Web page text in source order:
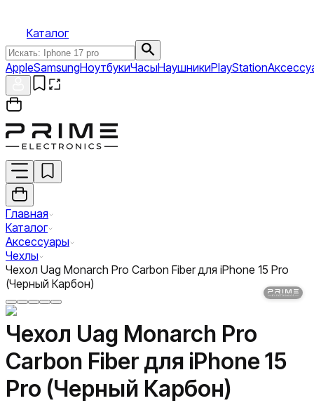
Каталог
AppleSamsungНоутбукиЧасыНаушникиPlayStation
Главная
Каталог
Аксессуары
Чехлы
Чехол Uag Monarch Pro Carbon Fiber для iPhone 15 Pro
(Черный Карбон)
Чехол Uag Monarch Pro
Carbon Fiber для iPhone 15
Pro (Черный Карбон)